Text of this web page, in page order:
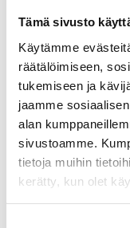
Tämä sivusto
Käytämme
räätälöimiseen,
tukemiseen ja
jaamme
alan
sivustoamme.
tietoja muihin
kerätty, kun olet
ovat tavattavissa.
Viikolla 28 bussin
seitsemän-
ohjelman
Kilpeläinen,
legendaarinen
sitten haudatusta
Radiomafiasta